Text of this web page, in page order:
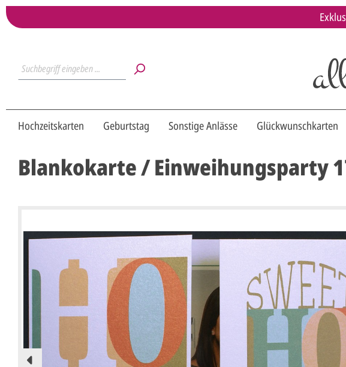
Hochzeitskarten Geburtstag Sonstige Anlässe Glückwunschkarten
Blankokarte / Einweihungsparty